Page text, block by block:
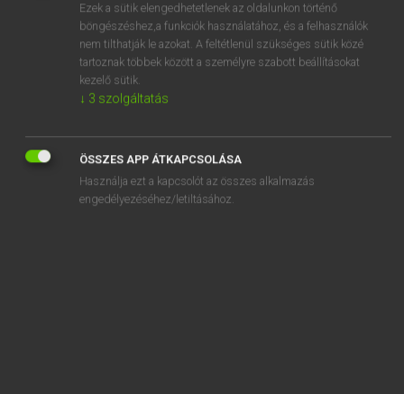
EURÓPAI UNIÓS TERMINOLÓGIAI SZÓTÁR
Kapcsolódó anyagok
Zollschutz
Zollstelle
Ezek a sütik elengedhetetlenek az oldalunkon történő
böngészéshez,a funkciók használatához, és a felhasználók
nem tilthatják le azokat. A feltétlenül szükséges sütik közé
tartoznak többek között a személyre szabott beállításokat
kezelő sütik.
↓ 3 szolgáltatás
ÖSSZES APP ÁTKAPCSOLÁSA
Használja ezt a kapcsolót az összes alkalmazás
engedélyezéséhez/letiltásához.